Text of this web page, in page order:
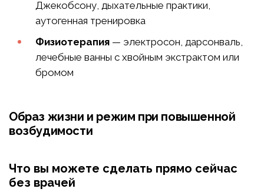
Джекобсону, дыхательные практики,
аутогенная тренировка
Физиотерапия — электросон, дарсонваль,
лечебные ванны с хвойным экстрактом или
бромом
Образ жизни и режим при повышенной
возбудимости
Что вы можете сделать прямо сейчас
без врачей